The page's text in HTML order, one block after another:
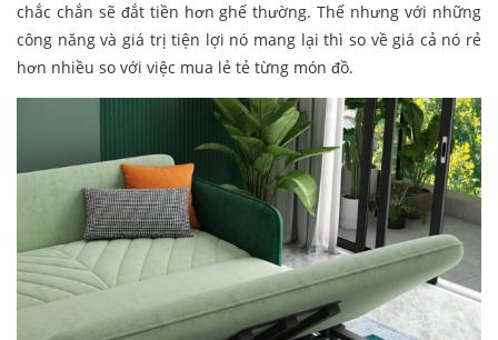
chắc chắn sẽ đắt tiền hơn ghế thường. Thế nhưng với những
công năng và giá trị tiện lợi nó mang lại thì so về giá cả nó rẻ
hơn nhiều so với việc mua lẻ tẻ từng món đồ.